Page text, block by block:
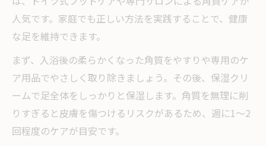
人気です。家庭でも正しい方法を実践することで、健康
な足を維持できます。
まず、入浴後の柔らかくなった角質をやすりや専用のケ
ア用品でやさしく取り除きましょう。その後、保湿クリ
ームで足全体をしっかりと保湿します。角質を無理に削
りすぎると皮膚を傷つけるリスクがあるため、週に1～2
回程度のケアが目安です。